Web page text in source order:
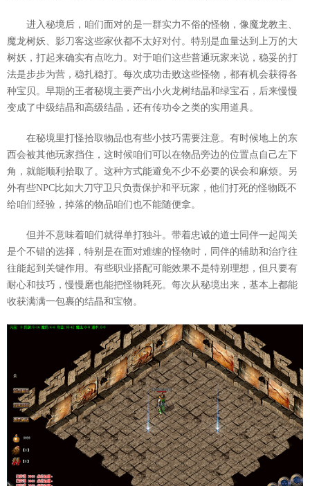
进入秘境后，咱们面对的是一群实力不俗的怪物，像魔龙教主、
魔龙树妖、影刀客这些家伙都不太好对付。特别是血量达到上万的大
树妖，打起来确实有点吃力。对于咱们这些普通玩家来说，稳妥的打
法是步步为营，稳扎稳打。每次成功击败这些怪物，都有机会获得各
种宝贝。早期的王者秘境主要产出小火龙树结晶和绿宝石，后来慢慢
变成了中级结晶和高级结晶，还有传功令之类的实用道具。
在秘境里打怪拾取物品也有些小技巧需要注意。有时候地上的东
西会被其他玩家挡住，这时候咱们可以在物品旁边的位置点自己左下
角，就能顺利拾取了。这种方式能避免不少不必要的误会和麻烦。另
外有些NPC比如大刀守卫只负责保护和平玩家，他们打死的怪物既不
给咱们经验，掉落的物品咱们也不能随便拿。
但并不意味着咱们就得单打独斗。带着忠诚的道士同伴一起闯关
是个不错的选择，特别是在面对难缠的怪物时，同伴的辅助和治疗往
往能起到关键作用。有些职业搭配可能效果不是特别理想，但只要有
耐心和技巧，慢慢磨也能把怪物耗死。每次从秘境出来，基本上都能
收获满满一包裹的结晶和宝物。